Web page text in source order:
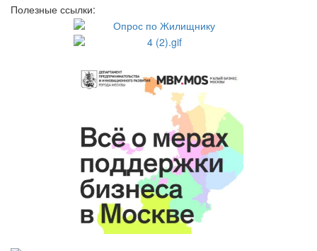
Полезные ссылки: